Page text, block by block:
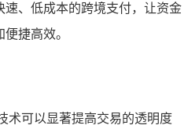
、低成本的跨境支付，让资金
捷高效。
术可以显著提高交易的透明度